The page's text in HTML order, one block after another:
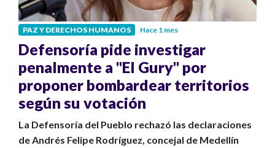
PAZ Y DERECHOS HUMANOS Hace 1 mes
Defensoría pide investigar
penalmente a "El Gury" por
proponer bombardear territorios
según su votación
La Defensoría del Pueblo rechazó las declaraciones
de Andrés Felipe Rodríguez, concejal de Medellín